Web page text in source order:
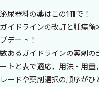
泌尿器科の薬はこの1冊で！
ガイドラインの改訂と腫瘍
プデート！
数あるガイドラインの薬剤の
ートと表で適応，用法・用
レードや薬剤選択の順序が